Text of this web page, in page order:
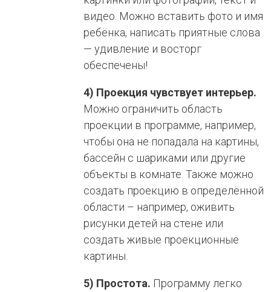
видео. Можно вставить фото и имя
ребёнка, написать приятные слова
— удивление и восторг
обеспечены!
4) Проекция чувствует интерьер.
Можно ограничить область
проекции в программе, например,
чтобы она не попадала на картины,
бассейн с шариками или другие
объекты в комнате. Также можно
создать проекцию в определённой
области – например, оживить
рисунки детей на стене или
создать живые проекционные
картины.
5) Простота. Программу легко